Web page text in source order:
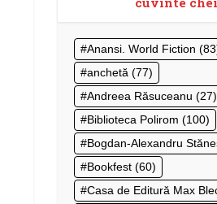
Anansi. World Fiction
anchetă (77)
Andreea Răsuceanu (27)
Biblioteca Polirom (100)
Bogdan-Alexandru
Bookfest (60)
Casa de Editură Max